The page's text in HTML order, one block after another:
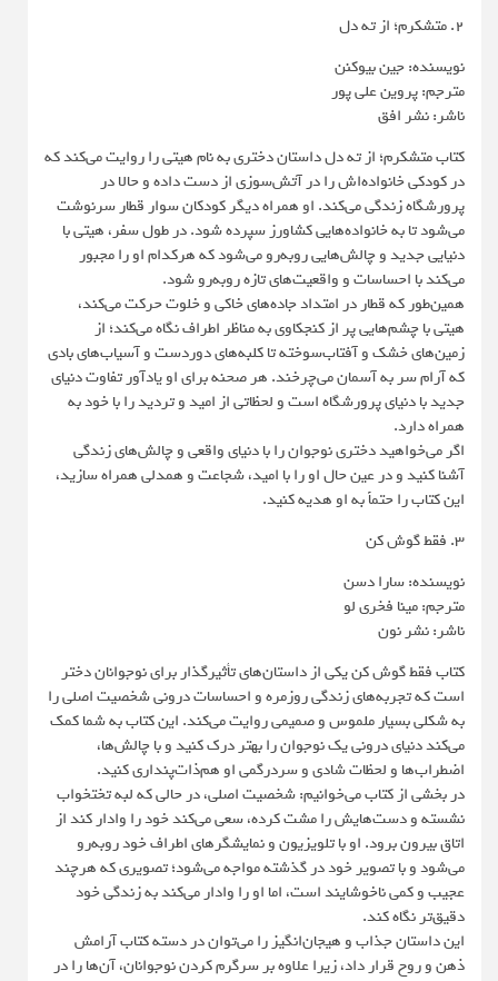
2. متشکرم؛ از ته دل
نویسنده: جین بیوکنن
مترجم: پروین علی پور
ناشر: نشر افق
کتاب متشکرم؛ از ته دل داستان دختری به نام هیتی را روایت می‌کند که
در کودکی خانواده‌اش را در آتش‌سوزی از دست داده و حالا در
پرورشگاه زندگی می‌کند. او همراه دیگر کودکان سوار قطار سرنوشت
می‌شود تا به خانواده‌هایی کشاورز سپرده شود. در طول سفر، هیتی با
دنیایی جدید و چالش‌هایی روبه‌رو می‌شود که هرکدام او را مجبور
می‌کند با احساسات و واقعیت‌های تازه روبه‌رو شود.
همین‌طور که قطار در امتداد جاده‌های خاکی و خلوت حرکت می‌کند،
هیتی با چشم‌هایی پر از کنجکاوی به مناظر اطراف نگاه می‌کند؛ از
زمین‌های خشک و آفتاب‌سوخته تا کلبه‌های دوردست و آسیاب‌های بادی
که آرام سر به آسمان می‌چرخند. هر صحنه برای او یادآور تفاوت دنیای
جدید با دنیای پرورشگاه است و لحظاتی از امید و تردید را با خود به
همراه دارد.
اگر می‌خواهید دختری نوجوان را با دنیای واقعی و چالش‌های زندگی
آشنا کنید و در عین حال او را با امید، شجاعت و همدلی همراه سازید،
این کتاب را حتماً به او هدیه کنید.
3. فقط گوش کن
نویسنده: سارا دسن
مترجم: مینا فخری لو
ناشر: نشر نون
کتاب فقط گوش کن یکی از داستان‌های تأثیرگذار برای نوجوانان دختر
است که تجربه‌های زندگی روزمره و احساسات درونی شخصیت اصلی را
به شکلی بسیار ملموس و صمیمی روایت می‌کند. این کتاب به شما کمک
می‌کند دنیای درونی یک نوجوان را بهتر درک کنید و با چالش‌ها،
اضطراب‌ها و لحظات شادی و سردرگمی او هم‌ذات‌پنداری کنید.
در بخشی از کتاب می‌خوانیم: شخصیت اصلی، در حالی که لبه تختخواب
نشسته و دست‌هایش را مشت کرده، سعی می‌کند خود را وادار کند از
اتاق بیرون برود. او با تلویزیون و نمایشگرهای اطراف خود روبه‌رو
می‌شود و با تصویر خود در گذشته مواجه می‌شود؛ تصویری که هرچند
عجیب و کمی ناخوشایند است، اما او را وادار می‌کند به زندگی خود
دقیق‌تر نگاه کند.
این داستان جذاب و هیجان‌انگیز را می‌توان در دسته کتاب آرامش
ذهن و روح قرار داد، زیرا علاوه بر سرگرم کردن نوجوانان، آن‌ها را در